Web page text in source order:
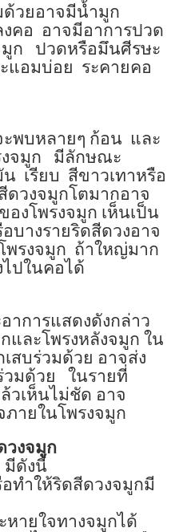
ด้วยอาจมีน้ำมูก
คอ อาจมีอาการปวด
ก
ปวดหรือมึนศีรษะ
แอมบ่อย ระคายคอ
พบหลายๆ ก้อน และ
งจมูก มีลักษณะ
น เรียบ สีขาวเทาหรือ
ดวงจมูกโตมากอาจ
งโพรงจมูก เห็นเป็น
บางรายริดสีดวงอาจ
พรงจมูก ถ้าใหญ่มาก
ปในคอได้
าการแสดงดังกล่าว
และโพรงหลังจมูก ใน
สบร่วมด้วย อาจส่ง
มด้วย
ในรายที่
วเห็นไม่ชัด อาจ
ายในโพรงจมูก
วงจมูก
มีดังนี้
ทำให้ริดสีดวงจมูกมี
ายใจทางจมูกได้